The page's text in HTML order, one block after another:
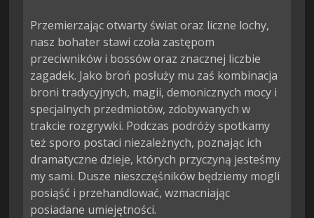
Przemierzając otwarty świat oraz liczne lochy,
nasz bohater stawi czoła zastępom
przeciwników i bossów oraz znacznej liczbie
zagadek. Jako broń posłuży mu zaś kombinacja
broni tradycyjnych, magii, demonicznych mocy i
specjalnych przedmiotów, zdobywanych w
trakcie rozgrywki. Podczas podróży spotkamy
też sporo postaci niezależnych, poznając ich
dramatyczne dzieje, których przyczyną jesteśmy
my sami. Dusze nieszczęśników będziemy mogli
posiąść i przehandlować, wzmacniając
posiadane umiejętności.